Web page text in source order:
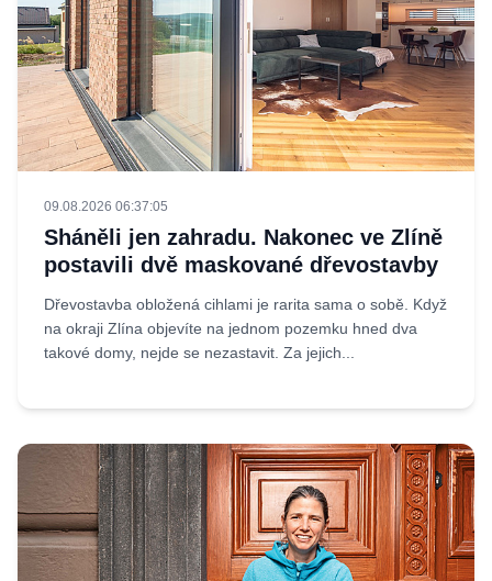
09.08.2026 06:37:05
Sháněli jen zahradu. Nakonec ve Zlíně
postavili dvě maskované dřevostavby
Dřevostavba obložená cihlami je rarita sama o sobě. Když
na okraji Zlína objevíte na jednom pozemku hned dva
takové domy, nejde se nezastavit. Za jejich...